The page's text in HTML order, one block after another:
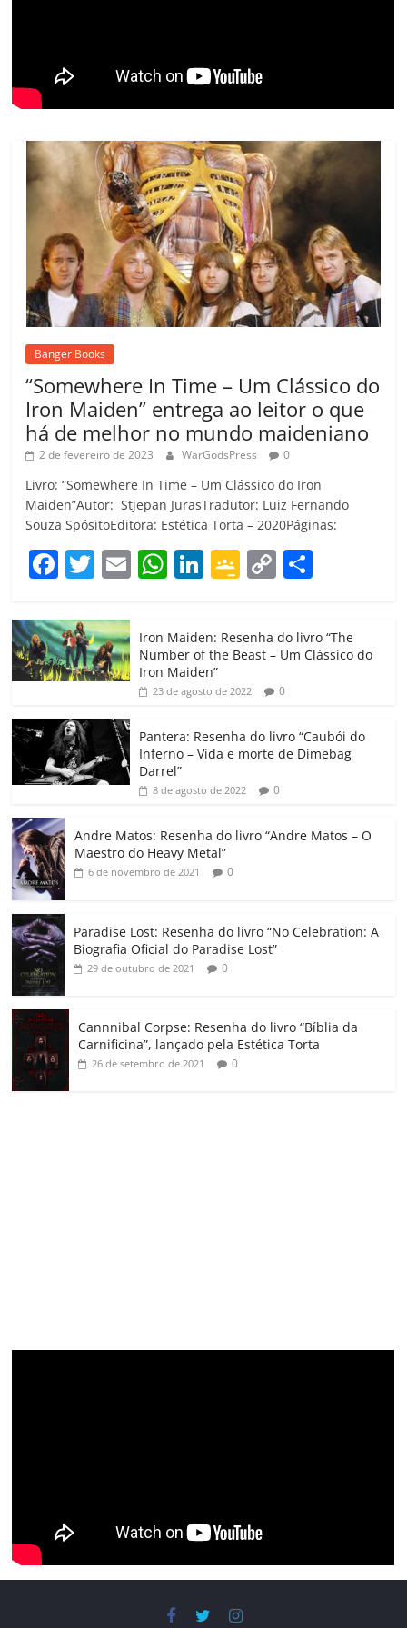
m
Banger Books
“Somewhere In Time – Um Clássico do
Iron Maiden” entrega ao leitor o que
há de melhor no mundo maideniano
2 de fevereiro de 2023 WarGodsPress 0
Livro: “Somewhere In Time – Um Clássico do Iron
Maiden”Autor: Stjepan JurasTradutor: Luiz Fernando
Souza SpósitoEditora: Estética Torta – 2020Páginas:
F
c
e
b
o
o
k
T
itt
er
E W
at
s
A
p
Li
e
dI
G
gl
e
Cl
a
ss
ro
o
C
p
y
Li
k
m
p
h
ar
Iron Maiden: Resenha do livro “The
Number of the Beast – Um Clássico do
Iron Maiden”
23 de agosto de 2022 0
Pantera: Resenha do livro “Caubói do
Inferno – Vida e morte de Dimebag
Darrel”
8 de agosto de 2022 0
Andre Matos: Resenha do livro “Andre Matos – O
Maestro do Heavy Metal”
6 de novembro de 2021 0
Paradise Lost: Resenha do livro “No Celebration: A
Biografia Oficial do Paradise Lost”
29 de outubro de 2021 0
Cannnibal Corpse: Resenha do livro “Bíblia da
Carnificina”, lançado pela Estética Torta
26 de setembro de 2021 0